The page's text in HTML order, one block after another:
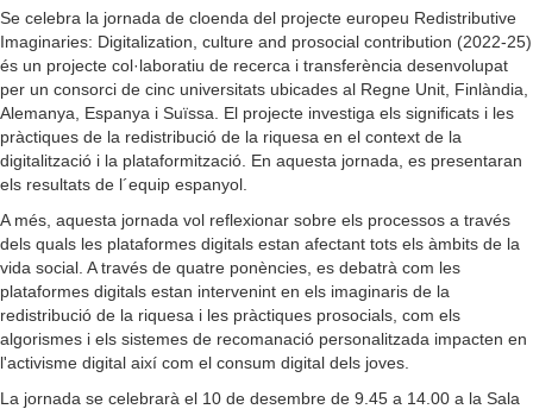
Se celebra la jornada de cloenda del projecte europeu Redistributive
Imaginaries: Digitalization, culture and prosocial contribution (2022-25)
és un projecte col·laboratiu de recerca i transferència desenvolupat
per un consorci de cinc universitats ubicades al Regne Unit, Finlàndia,
Alemanya, Espanya i Suïssa. El projecte investiga els significats i les
pràctiques de la redistribució de la riquesa en el context de la
digitalització i la plataformització. En aquesta jornada, es presentaran
els resultats de l´equip espanyol.
A més, aquesta jornada vol reflexionar sobre els processos a través
dels quals les plataformes digitals estan afectant tots els àmbits de la
vida social. A través de quatre ponències, es debatrà com les
plataformes digitals estan intervenint en els imaginaris de la
redistribució de la riquesa i les pràctiques prosocials, com els
algorismes i els sistemes de recomanació personalitzada impacten en
l'activisme digital així com el consum digital dels joves.
La jornada se celebrarà el 10 de desembre de 9.45 a 14.00 a la Sala